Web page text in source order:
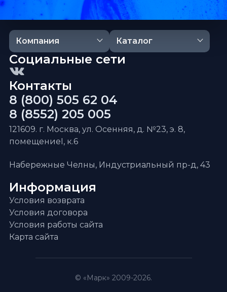
Компания Каталог
Информация
Условия возврата
Условия договора
Условия работы сайта
Карта сайта
Контакты
8 (800) 505 62 04
8 (8552) 205 005
121609. г. Москва, ул. Осенняя, д. №23, э. 8,
помещениеI, к.6
Набережные Челны, Индустриальный пр-д, 43
Социальные сети
© «Марк» 2009-2026.